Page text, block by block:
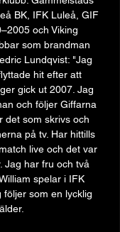
BK, IFK Luleå, GIF
och Viking
som brandman
Lundqvist: "Jag
hit efter att
gick ut 2007. Jag
och följer Giffarna
det som skrivs och
på tv. Har hittills
live och det var
Jag har fru och två
spelar i IFK
följer som en lycklig